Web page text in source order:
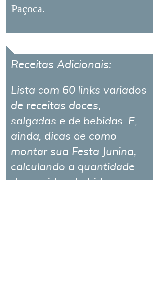
Receitas Adicionais:
Lista com 60 links variados
de receitas doces,
salgadas e de bebidas. E,
ainda, dicas de como
montar sua Festa Junina,
calculando a quantidade
de comida e bebida,
Paçoca.